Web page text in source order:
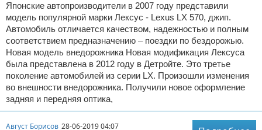
Японские автопроизводители в 2007 году представили
модель популярной марки Лексус - Lexus LX 570, джип.
Автомобиль отличается качеством, надежностью и полным
соответствием предназначению – поездки по бездорожью.
Новая модель внедорожника Новая модификация Лексуса
была представлена в 2012 году в Детройте. Это третье
поколение автомобилей из серии LX. Произошли изменения
во внешности внедорожника. Получили новое оформление
задняя и передняя оптика,
Август Борисов 28-06-2019 04:07